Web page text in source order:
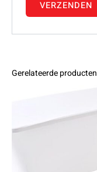
Gerelateerde producten